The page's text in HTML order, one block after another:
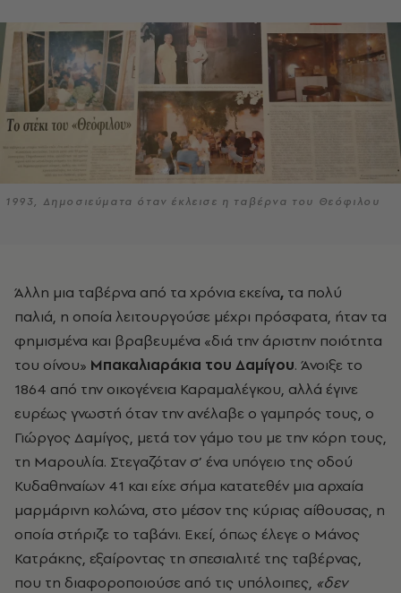
1993, Δημοσιεύματα όταν έκλεισε η ταβέρνα του Θεόφιλου
Άλλη μια ταβέρνα από τα χρόνια εκείνα, τα πολύ
παλιά, η οποία λειτουργούσε μέχρι πρόσφατα, ήταν τα
φημισμένα και βραβευμένα «διά την άριστην ποιότητα
του οίνου» Μπακαλιαράκια του Δαμίγου. Άνοιξε το
1864 από την οικογένεια Καραμαλέγκου, αλλά έγινε
ευρέως γνωστή όταν την ανέλαβε ο γαμπρός τους, ο
Γιώργος Δαμίγος, μετά τον γάμο του με την κόρη τους,
τη Μαρουλία. Στεγαζόταν σ’ ένα υπόγειο της οδού
Κυδαθηναίων 41 και είχε σήμα κατατεθέν μια αρχαία
μαρμάρινη κολώνα, στο μέσον της κύριας αίθουσας, η
οποία στήριζε το ταβάνι. Εκεί, όπως έλεγε ο Μάνος
Κατράκης, εξαίροντας τη σπεσιαλιτέ της ταβέρνας,
που τη διαφοροποιούσε από τις υπόλοιπες, «δεν